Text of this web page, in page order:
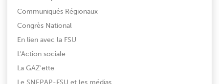
Communiqués Régionaux
Congrès National
En lien avec la FSU
L'Action sociale
La GAZ'ette